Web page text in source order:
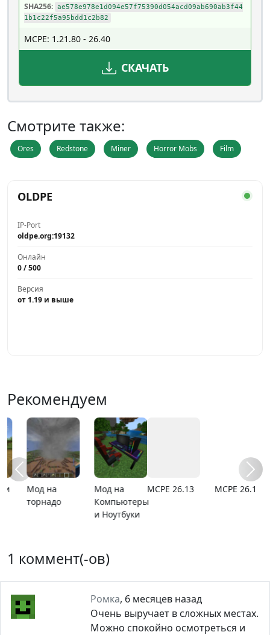
SHA256: ae578e978e1d094e57f75390d054acd09ab690ab3f44
1b1c22f5a95bdd1c2b82
MCPE: 1.21.80 - 26.40
СКАЧАТЬ
Смотрите также:
Ores Redstone Miner Horror Mobs Film
OLDPE
IP-Port
oldpe.org:19132
Онлайн
0 / 500
Версия
от 1.19 и выше
Рекомендуем
MCPE 26.13 MCPE 26.1
Карта
расширяющийся
Карта ада
1 коммент(-ов)
Ромка, 6 месяцев назад
Очень выручает в сложных местах.
Можно спокойно осмотреться и